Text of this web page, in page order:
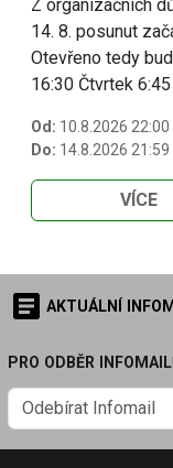
Z organizačních
14. 8. posunut
Otevřeno tedy
16:30 Čtvrtek
Od: 10.8.2026 22:00
Do: 14.8.2026 21:59
VÍCE
AKTUÁLNÍ
PRO ODBĚR